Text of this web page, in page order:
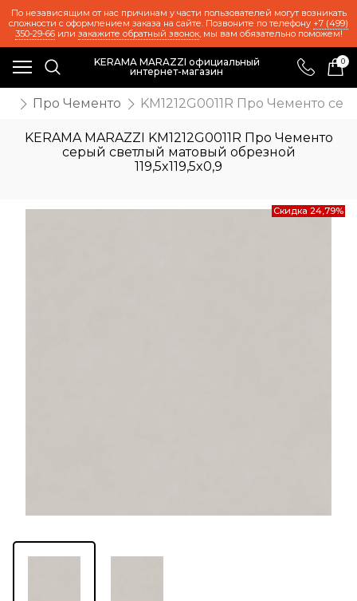
По независящим от нас причинам у части пользователей могут возникать
сложности с оформлением заказа на сайте. Позвоните по телефону +7 (499)
350-29-66или закажите обратный звонок, мы вам обязательно поможем!
KERAMA MARAZZI официальный
интернет-магазин
0
Про Чементо KM1212G0011R Про Чементо
KERAMA MARAZZI KM1212G0011R Про Чементо
серый светлый матовый обрезной
119,5x119,5x0,9
Скидка 24,79%